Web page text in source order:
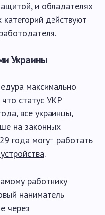
и обладателях
действуют
Украины
максимально
статус УКР
все украинцы,
на законных
года могут работать
.
работнику
наниматель
через